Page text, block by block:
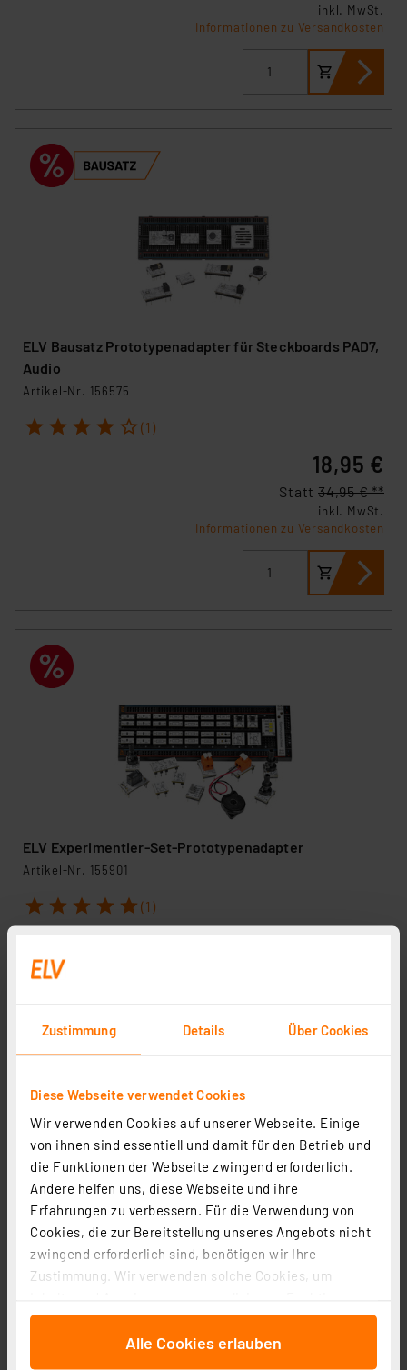
Zustimmung Details Über Cookies
Diese Webseite verwendet Cookies
Wir verwenden Cookies auf unserer Webseite. Einige
von ihnen sind essentiell und damit für den Betrieb und
die Funktionen der Webseite zwingend erforderlich.
Andere helfen uns, diese Webseite und ihre
Erfahrungen zu verbessern. Für die Verwendung von
Cookies, die zur Bereitstellung unseres Angebots nicht
zwingend erforderlich sind, benötigen wir Ihre
Zustimmung. Wir verwenden solche Cookies, um
für soziale Medien anbieten zu können und die Zugriffe
auf unsere Website zu analysieren. Außerdem geben
Alle Cookies erlauben
inkl. MwSt.
Informationen zu Versandkosten
ELV Bausatz Prototypenadapter für Steckboards PAD7,
Audio
Artikel-Nr. 156575
1 2 3 4 5 (1)
18,95 €
Statt 34,95 € **
inkl. MwSt.
Informationen zu Versandkosten
ELV Experimentier-Set-Prototypenadapter
Artikel-Nr. 155901
1 2 3 4 5 (1)